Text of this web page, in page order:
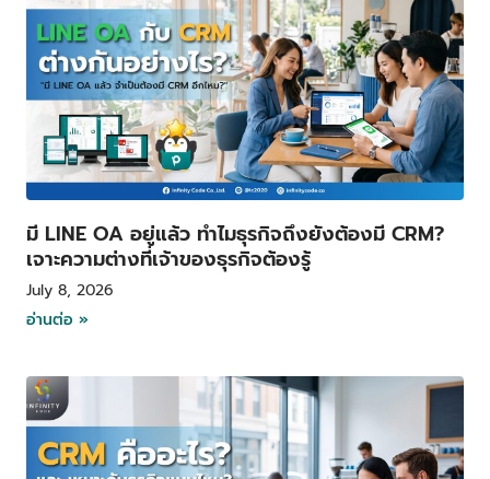
มี LINE OA อยู่แล้ว ทำไมธุรกิจถึงยังต้องมี CRM?
เจาะความต่างที่เจ้าของธุรกิจต้องรู้
July 8, 2026
อ่านต่อ »